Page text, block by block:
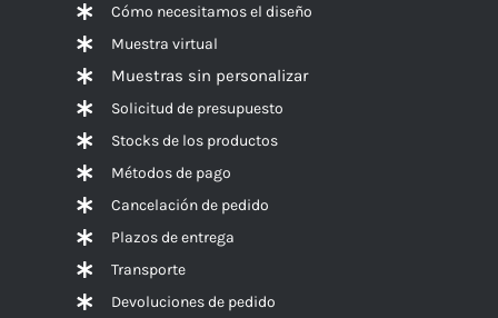
Cómo necesitamos el diseño
Muestra virtual
Muestras sin personalizar
Solicitud de presupuesto
Stocks de los productos
Métodos de pago
Cancelación de pedido
Plazos de entrega
Transporte
Devoluciones de pedido